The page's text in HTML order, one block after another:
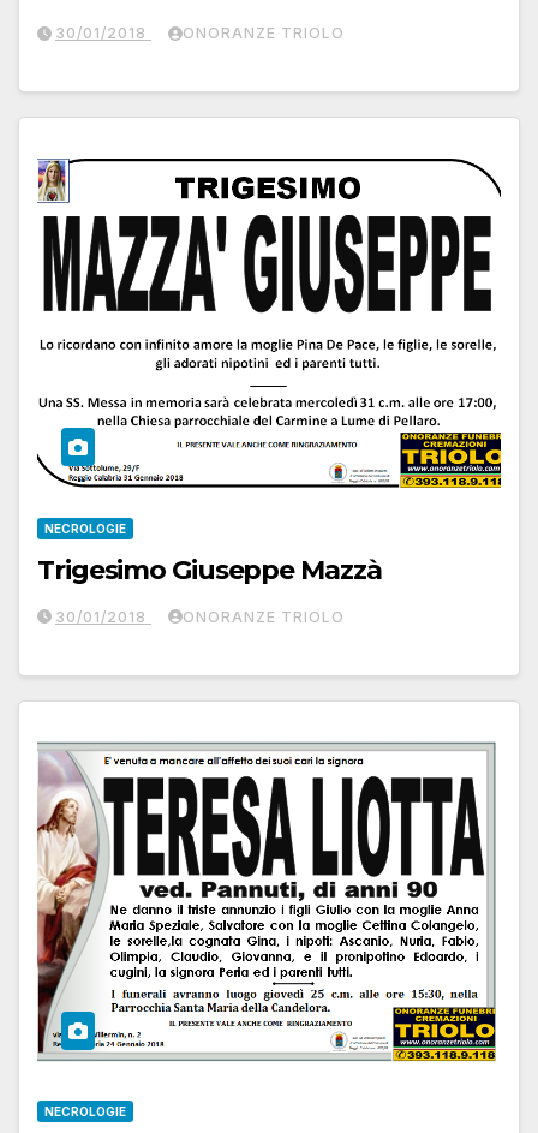
30/01/2018 ONORANZE TRIOLO
NECROLOGIE
Trigesimo Giuseppe Mazzà
30/01/2018 ONORANZE TRIOLO
NECROLOGIE